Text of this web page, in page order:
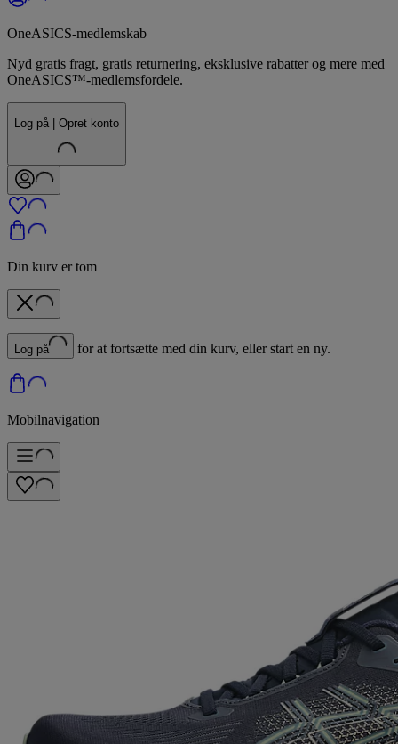
OneASICS-medlemskab
Nyd gratis fragt, gratis returnering, eksklusive rabatter og mere med
OneASICS™-medlemsfordele.
Log på | Opret konto
Din kurv er tom
Log på for at fortsætte med din kurv, eller start en ny.
Mobilnavigation